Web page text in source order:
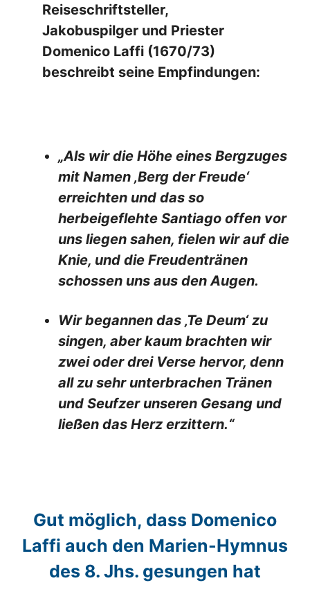
Reiseschriftsteller,
Jakobuspilger und Priester
Domenico Laffi (1670/73)
beschreibt seine Empfindungen:
„Als wir die Höhe eines Bergzuges
mit Namen ‚Berg der Freude‘
erreichten und das so
herbeigeflehte Santiago offen vor
uns liegen sahen, fielen wir auf die
Knie, und die Freudentränen
schossen uns aus den Augen.
Wir begannen das ‚Te Deum‘ zu
singen, aber kaum brachten wir
zwei oder drei Verse hervor, denn
all zu sehr unterbrachen Tränen
und Seufzer unseren Gesang und
ließen das Herz erzittern.“
Gut möglich, dass Domenico
Laffi auch den Marien-Hymnus
des 8. Jhs. gesungen hat